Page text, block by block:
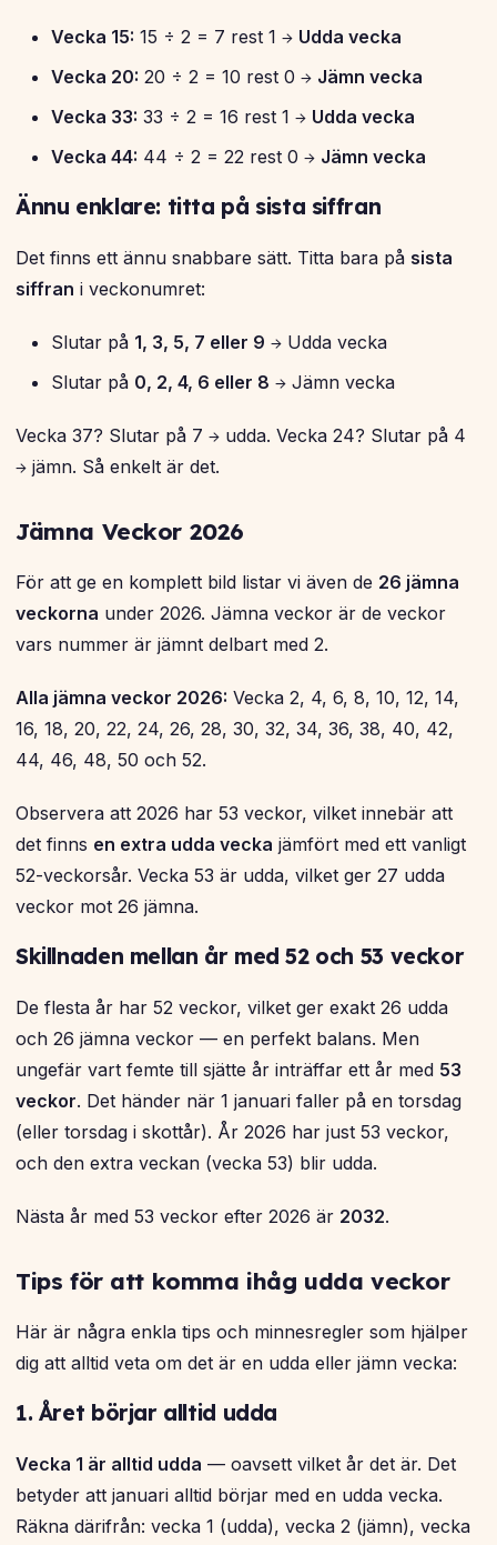
Vecka 15: 15 ÷ 2 = 7 rest 1 → Udda vecka
Vecka 20: 20 ÷ 2 = 10 rest 0 → Jämn vecka
Vecka 33: 33 ÷ 2 = 16 rest 1 → Udda vecka
Vecka 44: 44 ÷ 2 = 22 rest 0 → Jämn vecka
Ännu enklare: titta på sista siffran
Det finns ett ännu snabbare sätt. Titta bara på sista
siffran i veckonumret:
Slutar på 1, 3, 5, 7 eller 9 → Udda vecka
Slutar på 0, 2, 4, 6 eller 8 → Jämn vecka
Vecka 37? Slutar på 7 → udda. Vecka 24? Slutar på 4
→ jämn. Så enkelt är det.
Jämna Veckor 2026
För att ge en komplett bild listar vi även de 26 jämna
veckorna under 2026. Jämna veckor är de veckor
vars nummer är jämnt delbart med 2.
Alla jämna veckor 2026: Vecka 2, 4, 6, 8, 10, 12, 14,
16, 18, 20, 22, 24, 26, 28, 30, 32, 34, 36, 38, 40, 42,
44, 46, 48, 50 och 52.
Observera att 2026 har 53 veckor, vilket innebär att
det finns en extra udda vecka jämfört med ett vanligt
52-veckorsår. Vecka 53 är udda, vilket ger 27 udda
veckor mot 26 jämna.
Skillnaden mellan år med 52 och 53 veckor
De flesta år har 52 veckor, vilket ger exakt 26 udda
och 26 jämna veckor — en perfekt balans. Men
ungefär vart femte till sjätte år inträffar ett år med 53
veckor. Det händer när 1 januari faller på en torsdag
(eller torsdag i skottår). År 2026 har just 53 veckor,
och den extra veckan (vecka 53) blir udda.
Nästa år med 53 veckor efter 2026 är 2032.
Tips för att komma ihåg udda veckor
Här är några enkla tips och minnesregler som hjälper
dig att alltid veta om det är en udda eller jämn vecka:
1. Året börjar alltid udda
Vecka 1 är alltid udda — oavsett vilket år det är. Det
betyder att januari alltid börjar med en udda vecka.
Räkna därifrån: vecka 1 (udda), vecka 2 (jämn), vecka